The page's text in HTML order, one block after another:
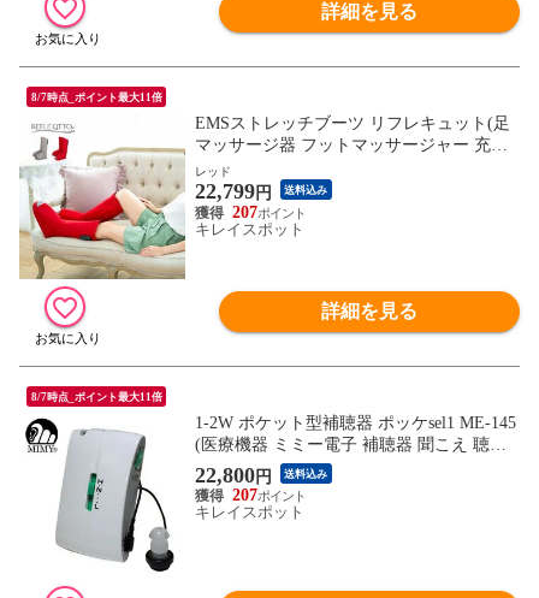
詳細を見る
8/7時点_ポイント最大11倍
EMSストレッチブーツ リフレキュット(足
マッサージ器 フットマッサージャー 充電
式 コードレス フットマッサージ)(足) ※1
枚目の画像は代表イメージのため色・柄が
異なる場合がございます。2枚目以降の画
像でご希望の色・柄をご確認下さい。
レッド
22,799円 送料込み
207
キレイスポット
詳細を見る
8/7時点_ポイント最大11倍
1-2W ポケット型補聴器 ポッケsel1 ME-145
(医療機器 ミミー電子 補聴器 聞こえ 聴こ
え 軽度難聴 中等度難聴 初期の高度難聴)
22,800円 送料込み
207
キレイスポット